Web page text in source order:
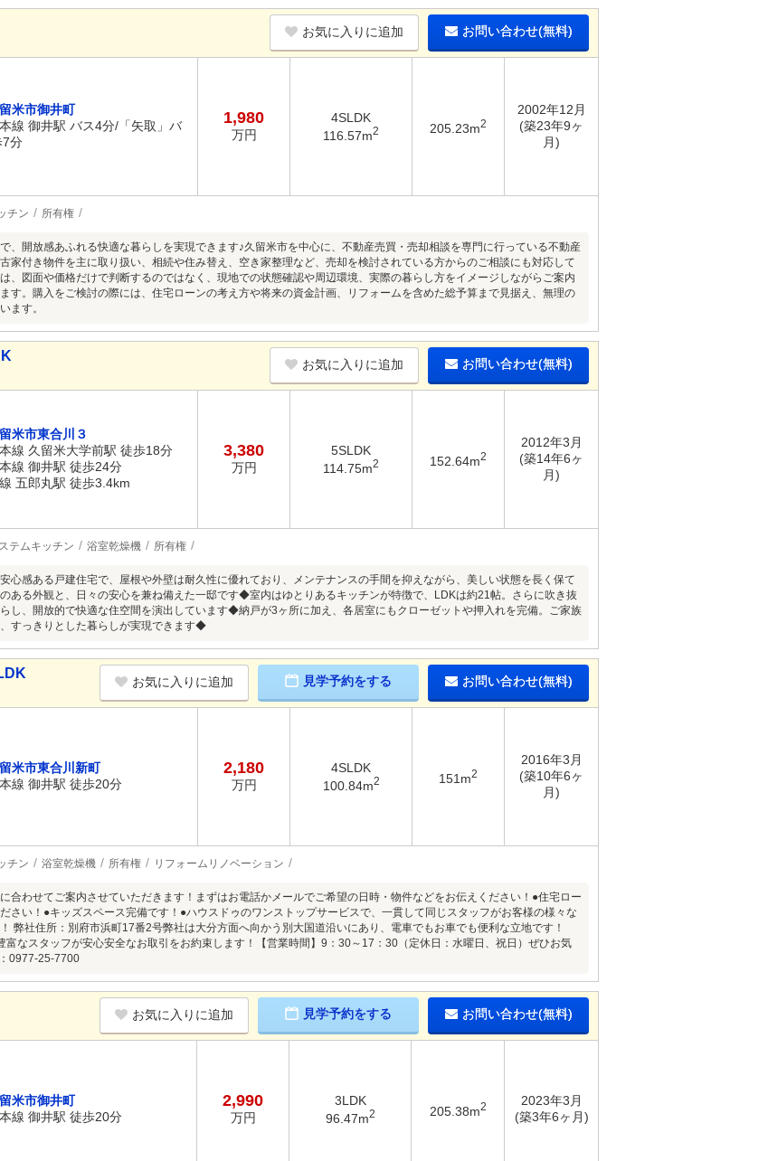
お気に入りに追加 お問い合わせ(無料)
米市御井町
本線 御井駅 バス4分/「矢取」バ
7分
1,980
万円
4SLDK
116.57m2 205.23m2
2002年12月
(築23年9ヶ
月)
チン 所有権
、開放感あふれる快適な暮らしを実現できます♪久留米市を中心に、不動産売買・売却相談を専門に行っている不動産
家付き物件を主に取り扱い、相続や住み替え、空き家整理など、売却を検討されている方からのご相談にも対応して
、図面や価格だけで判断するのではなく、現地での状態確認や周辺環境、実際の暮らし方をイメージしながらご案内
す。購入をご検討の際には、住宅ローンの考え方や将来の資金計画、リフォームを含めた総予算まで見据え、無理の
ます。
お気に入りに追加 お問い合わせ(無料)
米市東合川３
本線 久留米大学前駅 徒歩18分
本線 御井駅 徒歩24分
五郎丸駅 徒歩3.4km
3,380
万円
5SLDK
114.75m2 152.64m2
2012年3月
(築14年6ヶ
月)
テムキッチン 浴室乾燥機 所有権
心感ある戸建住宅で、屋根や外壁は耐久性に優れており、メンテナンスの手間を抑えながら、美しい状態を長く保て
ある外観と、日々の安心を兼ね備えた一邸です◆室内はゆとりあるキッチンが特徴で、LDKは約21帖。さらに吹き抜
し、開放的で快適な住空間を演出しています◆納戸が3ヶ所に加え、各居室にもクローゼットや押入れを完備。ご家族
すっきりとした暮らしが実現できます◆
お気に入りに追加 見学予約をする お問い合わせ(無料)
米市東合川新町
本線 御井駅 徒歩20分
2,180
万円
4SLDK
100.84m2 151m2
2016年3月
(築10年6ヶ
月)
チン 浴室乾燥機 所有権 リフォームリノベーション
合わせてご案内させていただきます！まずはお電話かメールでご希望の日時・物件などをお伝えください！●住宅ロー
さい！●キッズスペース完備です！●ハウスドゥのワンストップサービスで、一貫して同じスタッフがお客様の様々な
弊社住所：別府市浜町17番2号弊社は大分方面へ向かう別大国道沿いにあり、電車でもお車でも便利な立地です！
富なスタッフが安心安全なお取引をお約束します！【営業時間】9：30～17：30（定休日：水曜日、祝日）ぜひお気
0977-25-7700
お気に入りに追加 見学予約をする お問い合わせ(無料)
米市御井町
本線 御井駅 徒歩20分
2,990
万円
3LDK
96.47m2 205.38m2
2023年3月
(築3年6ヶ月)